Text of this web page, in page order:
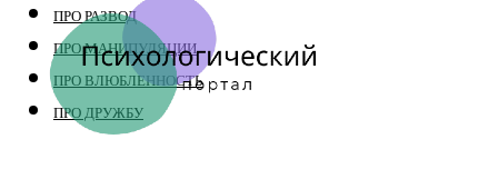
ПРО РАЗВОД
ПРО МАНИПУЛЯЦИИ
ПРО ВЛЮБЛЕННОСТЬ
ПРО ДРУЖБУ